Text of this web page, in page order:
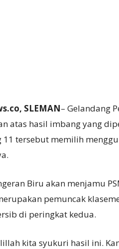
SLEMAN– Gelandang
atas hasil imbang yang
11 tersebut memilih
Biru akan menjamu
pemuncak
di peringkat kedua.
kita syukuri hasil ini.